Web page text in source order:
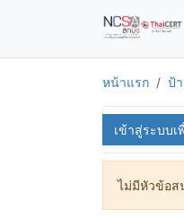
หน้าแรก ป้
เข้าสู่ระบบเ
ไม่มีหัวข้อส